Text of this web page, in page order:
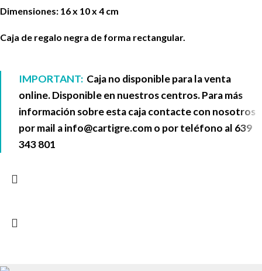
Dimensiones: 16 x 10 x 4 cm
Caja de regalo negra de forma rectangular.
IMPORTANT: Caja no disponible para la venta
online. Disponible en nuestros centros. Para más
información sobre esta caja contacte con nosotros
por mail ainfo@cartigre.como por teléfono al 639
343 801